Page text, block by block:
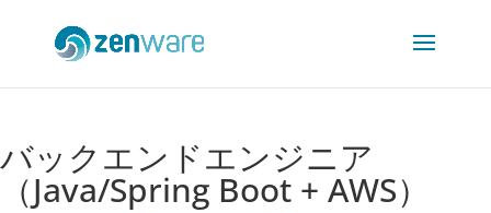
バックエンドエンジニア
（Java/Spring Boot + AWS）